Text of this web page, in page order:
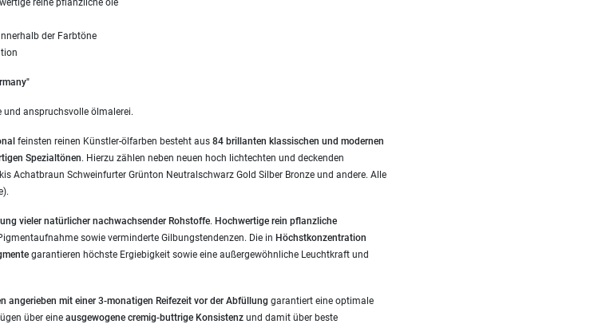
reine pflanzliche öle
der Farbtöne
anspruchsvolle ölmalerei.
feinsten reinen Künstler-ölfarben besteht aus 84 brillanten klassischen und modernen
Spezialtönen. Hierzu zählen neben neuen hoch lichtechten und deckenden
Achatbraun Schweinfurter Grünton Neutralschwarz Gold Silber Bronze und andere. Alle
vieler natürlicher nachwachsender Rohstoffe. Hochwertige rein pflanzliche
sowie verminderte Gilbungstendenzen. Die in Höchstkonzentration
garantieren höchste Ergiebigkeit sowie eine außergewöhnliche Leuchtkraft und
angerieben mit einer 3-monatigen Reifezeit vor der Abfüllung garantiert eine optimale
über eine ausgewogene cremig-buttrige Konsistenz und damit über beste